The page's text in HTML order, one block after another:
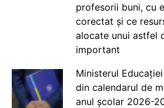
profesorii buni, cu
corectat și ce
alocate unui astfel
important
Ministerul
din calendarul de
anul școlar 2026-